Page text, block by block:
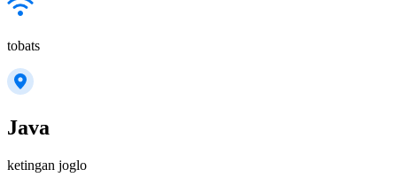
tobats
Java
ketingan joglo